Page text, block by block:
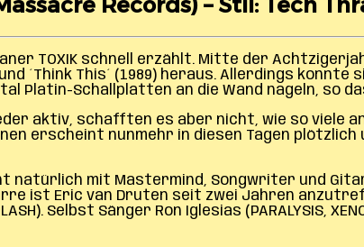
TOXIK schnell erzählt. Mitte der
´Think This´ (1989) heraus. Allerdings
Platin-Schallplatten an die Wand nageln, so
aktiv, schafften es aber nicht, wie so viele
erscheint nunmehr in diesen Tagen
natürlich mit Mastermind, Songwriter und
ist Eric van Druten seit zwei Jahren
Selbst Sänger Ron Iglesias (PARALYSIS,